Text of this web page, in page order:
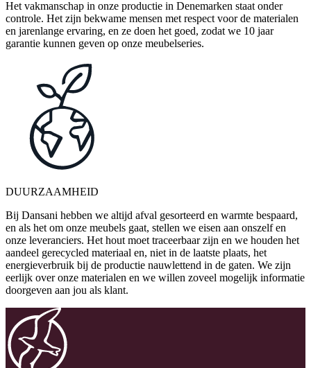
Het vakmanschap in onze productie in Denemarken staat onder
controle. Het zijn bekwame mensen met respect voor de materialen
en jarenlange ervaring, en ze doen het goed, zodat we 10 jaar
garantie kunnen geven op onze meubelseries.
DUURZAAMHEID
Bij Dansani hebben we altijd afval gesorteerd en warmte bespaard,
en als het om onze meubels gaat, stellen we eisen aan onszelf en
onze leveranciers. Het hout moet traceerbaar zijn en we houden het
aandeel gerecycled materiaal en, niet in de laatste plaats, het
energieverbruik bij de productie nauwlettend in de gaten. We zijn
eerlijk over onze materialen en we willen zoveel mogelijk informatie
doorgeven aan jou als klant.